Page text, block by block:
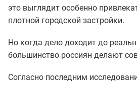
это выглядит особенно
плотной городской застройки.
Но когда дело доходит до
большинство россиян делают
Согласно последним